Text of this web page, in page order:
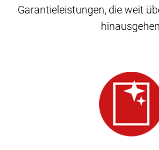
Garantieleistungen, die weit